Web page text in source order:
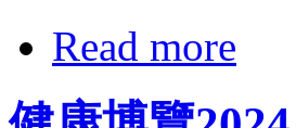
Read more